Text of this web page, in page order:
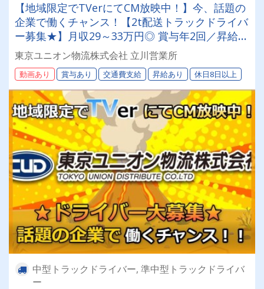
【地域限定でTVerにてCM放映中！】今、話題の
企業で働くチャンス！【2t配送トラックドライバ
ー募集★】月収29～33万円◎ 賞与年2回／昇給有
／福利厚生充実／仕事量安定／未経験歓迎◎【年
間休日113日以上】連休もあり◎プライベート充
実可◎ 「安心・安全」で働く。東京ユニオン物
流でドライバーライフを送りませんか？
東京ユニオン物流株式会社 立川営業所
動画あり 賞与あり 交通費支給 昇給あり 休日8日以上
中型トラックドライバー, 準中型トラックドライバ
ー